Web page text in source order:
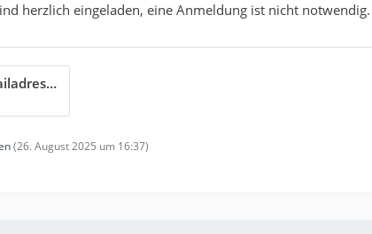
herzlich eingeladen, eine Anmeldung ist nicht notwendig.
Google Konto - neue Mailadresse.pdf
(26. August 2025 um 16:37)